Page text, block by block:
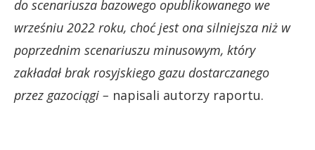
do scenariusza bazowego opublikowanego we
wrześniu 2022 roku, choć jest ona silniejsza niż w
poprzednim scenariuszu minusowym, który
zakładał brak rosyjskiego gazu dostarczanego
przez gazociągi – napisali autorzy raportu.